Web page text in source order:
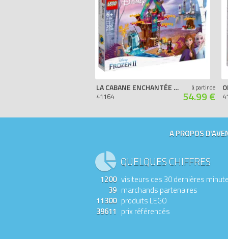
LA CABANE ENCHANTÉE DANS L'ARBRE
41164
à partir de
54.99 €
A PROPOS
QUELQUES CHIFFRES
1200 visiteurs ces 30 dernières
39 marchands partenaires
11300 produits LEGO
39611 prix référencés